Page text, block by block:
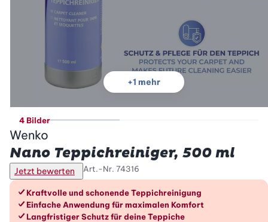
+1 mehr
4 Bilder
Wenko
Nano Teppichreiniger, 500 ml
Jetzt bewerten Art.-Nr. 74316
Die Vorteile im Überblick
Kraftvolle und schonende Teppichreinigung
Einfache Anwendung für maximalen Komfort
Langfristiger Schutz für deine Teppiche